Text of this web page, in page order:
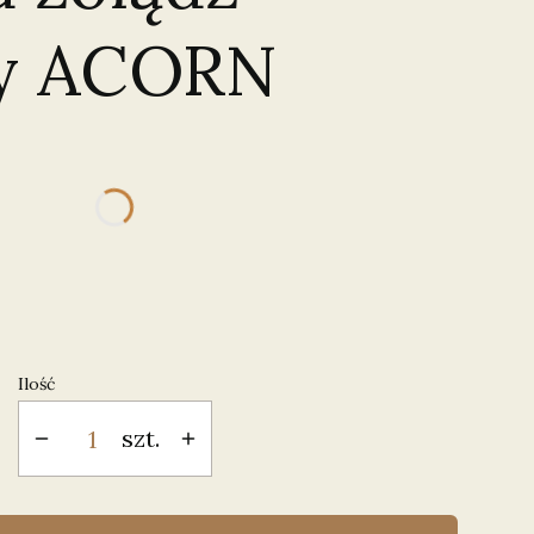
ACORN
różnić się ceną
Ilość
szt.